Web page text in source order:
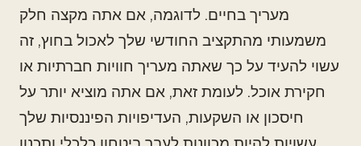
מעריך בחיים. לדוגמה, אם אתה מקצה חלק
משמעותי מהתקציב החודשי שלך לאכול בחוץ, זה
עשוי להעיד על כך שאתה מעריך חוויות חברתיות או
חקירת אוכל. לעומת זאת, אם אתה מוציא יותר על
חיסכון או השקעות, העדיפויות הפיננסיות שלך